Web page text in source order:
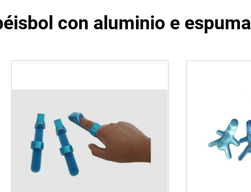
con aluminio e espuma